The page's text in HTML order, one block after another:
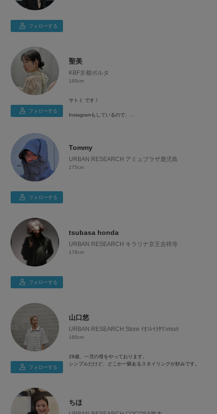
フォローする
聖美
KBF京都ポルタ
160cm
フォローする
サトミ です！
Instagramもしているので、
Tommy
URBAN RESEARCH アミュプラザ鹿児島
175cm
フォローする
tsubasa honda
URBAN RESEARCH キラリナ京王吉祥寺
178cm
フォローする
山口悠
URBAN RESEARCH Store ｲｵﾝﾚｲｸﾀｳﾝmori
160cm
フォローする
28歳、一児の母をやっております。
シンプルだけど、どこか一癖あるスタイリングが好みです。
ちほ